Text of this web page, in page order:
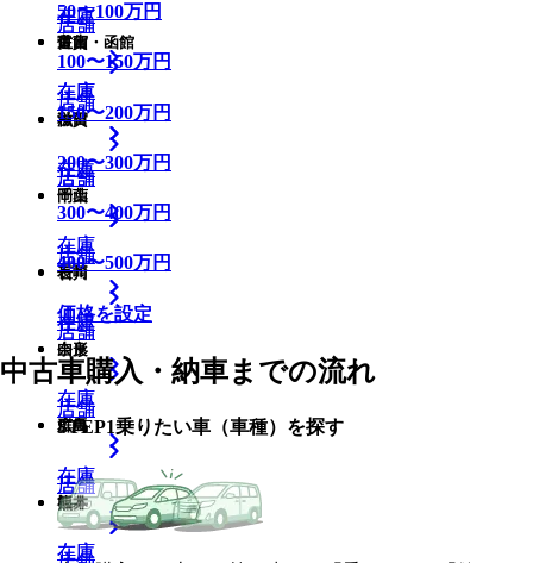
道南・函館
在庫
店舗
店舗
秋田
在庫
店舗
山形
在庫
店舗
在庫
店舗
千葉
在庫
店舗
群馬
在庫
富山
在庫
店舗
石川
在庫
店舗
福井
在庫
店舗
滋賀
在庫
店舗
奈良
在庫
店舗
在庫
店舗
岡山
在庫
店舗
広島
在庫
佐賀
在庫
店舗
長崎
在庫
店舗
熊本
在庫
50〜100万円
100〜150万円
150〜200万円
200〜300万円
300〜400万円
400〜500万円
価格を設定
中古車購入・納車までの流れ
STEP1乗りたい車（車種）を探す